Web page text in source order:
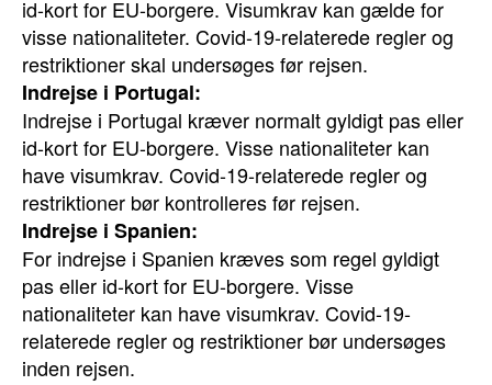
id-kort for EU-borgere. Visumkrav kan gælde for
visse nationaliteter. Covid-19-relaterede regler og
restriktioner skal undersøges før rejsen.
Indrejse i Portugal:
Indrejse i Portugal kræver normalt gyldigt pas eller
id-kort for EU-borgere. Visse nationaliteter kan
have visumkrav. Covid-19-relaterede regler og
restriktioner bør kontrolleres før rejsen.
Indrejse i Spanien:
For indrejse i Spanien kræves som regel gyldigt
pas eller id-kort for EU-borgere. Visse
nationaliteter kan have visumkrav. Covid-19-
relaterede regler og restriktioner bør undersøges
inden rejsen.